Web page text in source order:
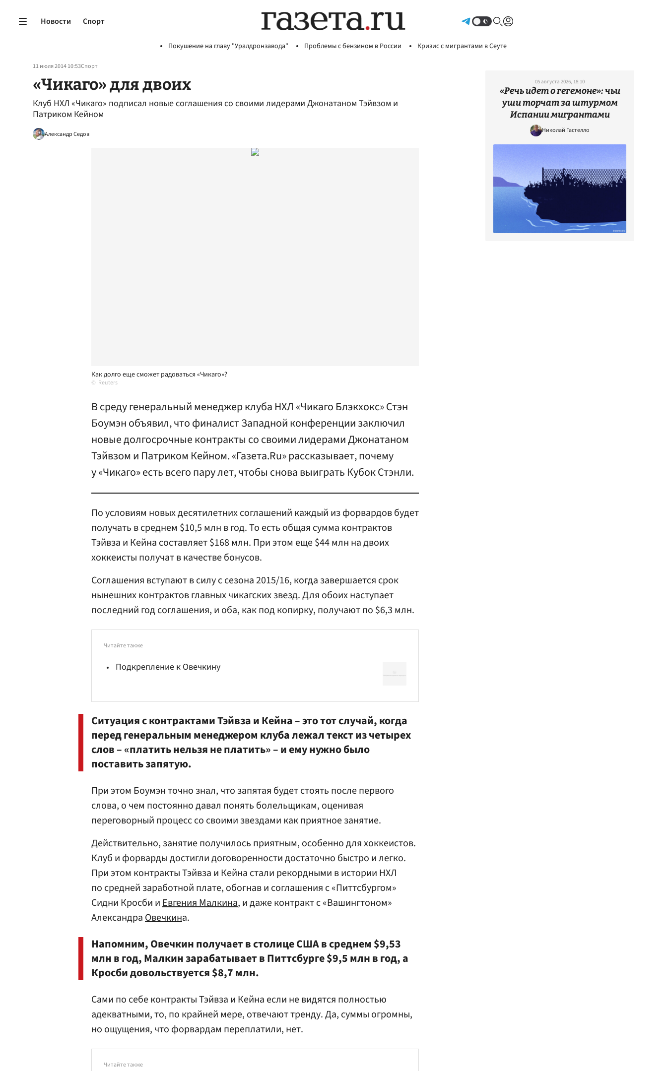
Новости Спорт
Покушение на главу "Уралдронзавода" Проблемы с бензином в России Кризис с мигрантами в Сеуте
11 июля 2014 10:53Спорт
«Чикаго» для двоих
Клуб НХЛ «Чикаго» подписал новые соглашения со своими лидерами Джонатаном Тэйвзом и
Патриком Кейном
Александр Седов
Как долго еще сможет радоваться «Чикаго»?
Reuters
В среду генеральный менеджер клуба НХЛ «Чикаго Блэкхокс» Стэн
Боумэн объявил, что финалист Западной конференции заключил
новые долгосрочные контракты со своими лидерами Джонатаном
Тэйвзом и Патриком Кейном. «Газета.Ru» рассказывает, почему
у «Чикаго» есть всего пару лет, чтобы снова выиграть Кубок Стэнли.
По условиям новых десятилетних соглашений каждый из форвардов будет
получать в среднем $10,5 млн в год. То есть общая сумма контрактов
Тэйвза и Кейна составляет $168 млн. При этом еще $44 млн на двоих
хоккеисты получат в качестве бонусов.
Соглашения вступают в силу с сезона 2015/16, когда завершается срок
нынешних контрактов главных чикагских звезд. Для обоих наступает
последний год соглашения, и оба, как под копирку, получают по $6,3 млн.
Читайте также
Подкрепление к Овечкину
Ситуация с контрактами Тэйвза и Кейна – это тот случай, когда
перед генеральным менеджером клуба лежал текст из четырех
слов – «платить нельзя не платить» – и ему нужно было
поставить запятую.
При этом Боумэн точно знал, что запятая будет стоять после первого
слова, о чем постоянно давал понять болельщикам, оценивая
переговорный процесс со своими звездами как приятное занятие.
Действительно, занятие получилось приятным, особенно для хоккеистов.
Клуб и форварды достигли договоренности достаточно быстро и легко.
При этом контракты Тэйвза и Кейна стали рекордными в истории НХЛ
по средней заработной плате, обогнав и соглашения с «Питтсбургом»
Сидни Кросби иЕвгения Малкина, и даже контракт с «Вашингтоном»
АлександраОвечкина.
Напомним, Овечкин получает в столице США в среднем $9,53
млн в год, Малкин зарабатывает в Питтсбурге $9,5 млн в год, а
Кросби довольствуется $8,7 млн.
Сами по себе контракты Тэйвза и Кейна если не видятся полностью
адекватными, то, по крайней мере, отвечают тренду. Да, суммы огромны,
но ощущения, что форвардам переплатили, нет.
Читайте также
05 августа 2026, 18:10
«Речь идет о гегемоне»: чьи
уши торчат за штурмом
Испании мигрантами
Николай Гастелло